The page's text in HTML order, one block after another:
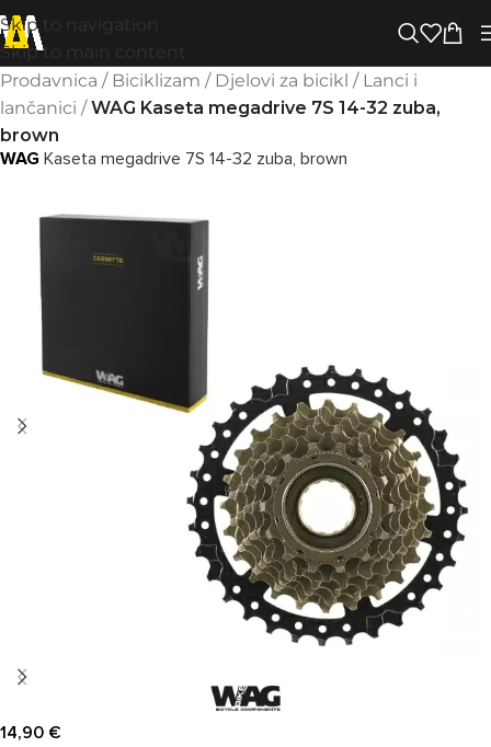
Skip to navigation
Skip to main content
Prodavnica / Biciklizam / Djelovi za bicikl / Lanci i
lančanici /WAG Kaseta megadrive 7S 14-32 zuba,
brown
WAG Kaseta megadrive 7S 14-32 zuba, brown
14,90 €